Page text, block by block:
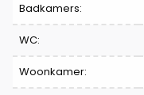
Badkamers:
WC:
Woonkamer: